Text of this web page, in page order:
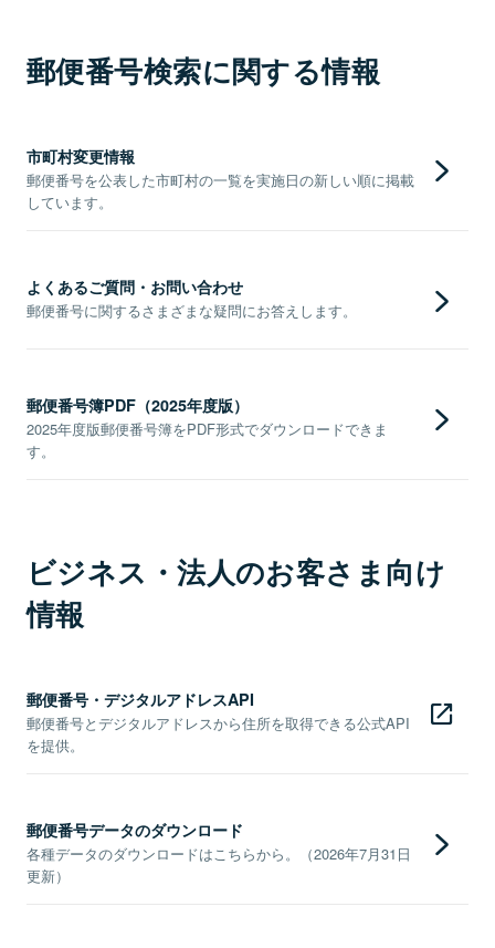
郵便番号検索に関する情報
市町村変更情報
郵便番号を公表した市町村の一覧を実施日の新しい順に掲載
しています。
よくあるご質問・お問い合わせ
郵便番号に関するさまざまな疑問にお答えします。
郵便番号簿PDF（2025年度版）
2025年度版郵便番号簿をPDF形式でダウンロードできま
す。
ビジネス・法人のお客さま向け
情報
郵便番号・デジタルアドレスAPI
郵便番号とデジタルアドレスから住所を取得できる公式API
を提供。
郵便番号データのダウンロード
各種データのダウンロードはこちらから。（2026年7月31日
更新）